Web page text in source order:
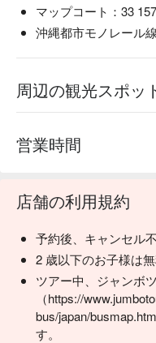
マップコート：33
沖縄都市モノレール
周辺の観光スポッ
営業時間
店舗の利用規約
予約後、キャンセル
2 歳以下のお子様は
ツアー中、ジャンボ
（https://
bus/japan/
す。